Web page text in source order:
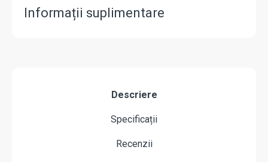
Informații suplimentare
Descriere
Specificații
Recenzii